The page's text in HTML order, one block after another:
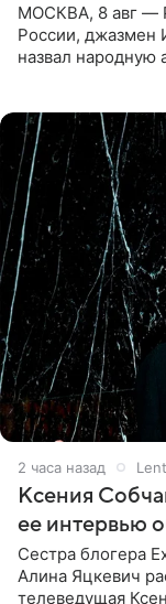
МОСКВА, 8 авг —
России, джазмен
назвал народную
2 часа назад
Ксения
ее интервью
Сестра блогера
Алина Яцкевич
телеведущая